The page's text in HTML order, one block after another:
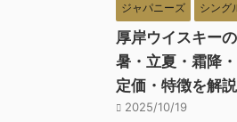
ジャパニーズ シング
厚岸ウイスキー
暑・立夏・霜降
定価・特徴を解説
2025/10/19